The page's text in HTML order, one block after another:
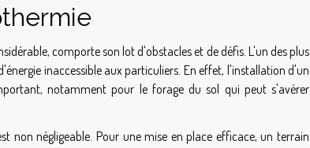
comporte son lot d'obstacles et de défis. L'un des plus
inaccessible aux particuliers. En effet, l'installation d'un
notamment pour le forage du sol qui peut s'avérer
non négligeable. Pour une mise en place efficace, un terrain